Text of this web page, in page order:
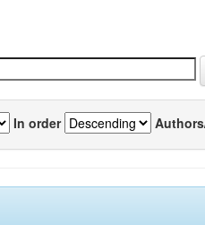
In order